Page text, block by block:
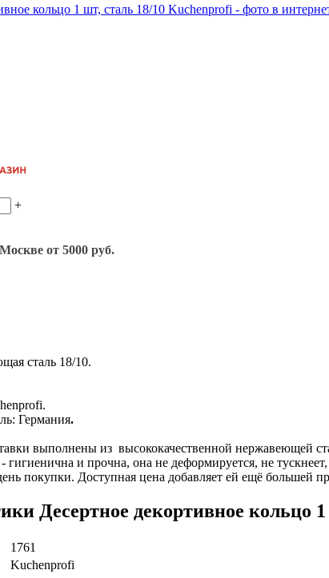
+
от 5000 руб.
сталь 18/10.
Германия.
выполнены из высококачественной нержавеющей
и прочна, она не деформируется, не
покупки. Доступная цена добавляет ей ещё большей
Десертное декортивное кольцо
1761
Kuchenprofi